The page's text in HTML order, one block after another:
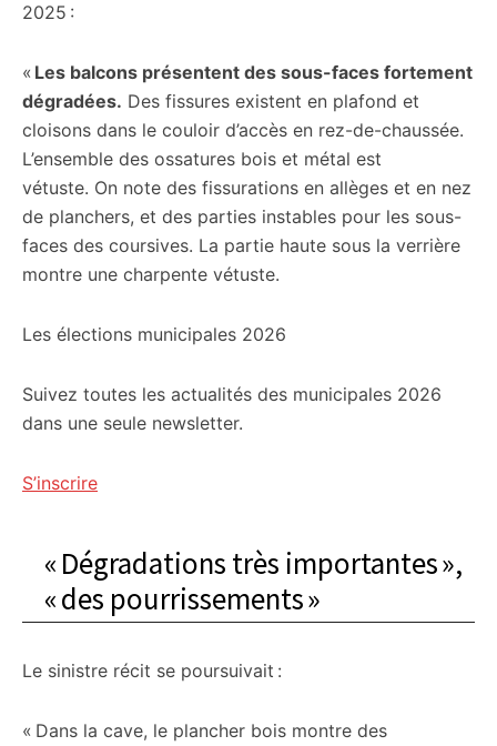
2025 :
« Les balcons présentent des sous-faces fortement
dégradées. Des fissures existent en plafond et
cloisons dans le couloir d’accès en rez-de-chaussée.
L’ensemble des ossatures bois et métal est
vétuste. On note des fissurations en allèges et en nez
de planchers, et des parties instables pour les sous-
faces des coursives. La partie haute sous la verrière
montre une charpente vétuste.
Les élections municipales 2026
Suivez toutes les actualités des municipales 2026
dans une seule newsletter.
S’inscrire
« Dégradations très importantes »,
« des pourrissements »
Le sinistre récit se poursuivait :
« Dans la cave, le plancher bois montre des